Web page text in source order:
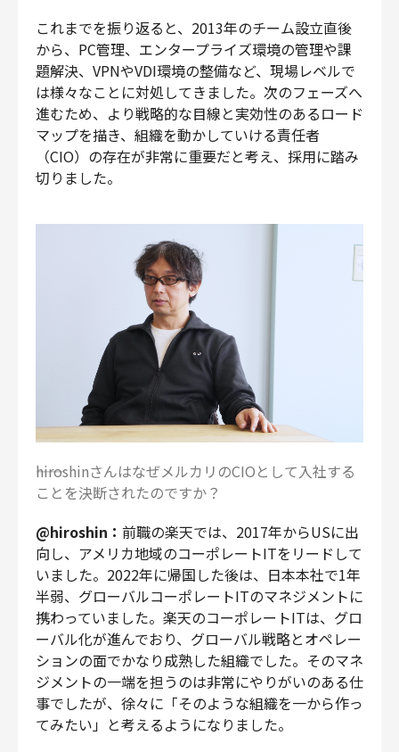
これまでを振り返ると、2013年のチーム設立直後
から、PC管理、エンタープライズ環境の管理や課
題解決、VPNやVDI環境の整備など、現場レベルで
は様々なことに対処してきました。次のフェーズへ
進むため、より戦略的な目線と実効性のあるロード
マップを描き、組織を動かしていける責任者
（CIO）の存在が非常に重要だと考え、採用に踏み
切りました。
――hiroshinさんはなぜメルカリのCIOとして入社する
ことを決断されたのですか？
@hiroshin： 前職の楽天では、2017年からUSに出
向し、アメリカ地域のコーポレートITをリードして
いました。2022年に帰国した後は、日本本社で1年
半弱、グローバルコーポレートITのマネジメントに
携わっていました。楽天のコーポレートITは、グロ
ーバル化が進んでおり、グローバル戦略とオペレー
ションの面でかなり成熟した組織でした。そのマネ
ジメントの一端を担うのは非常にやりがいのある仕
事でしたが、徐々に「そのような組織を一から作っ
てみたい」と考えるようになりました。